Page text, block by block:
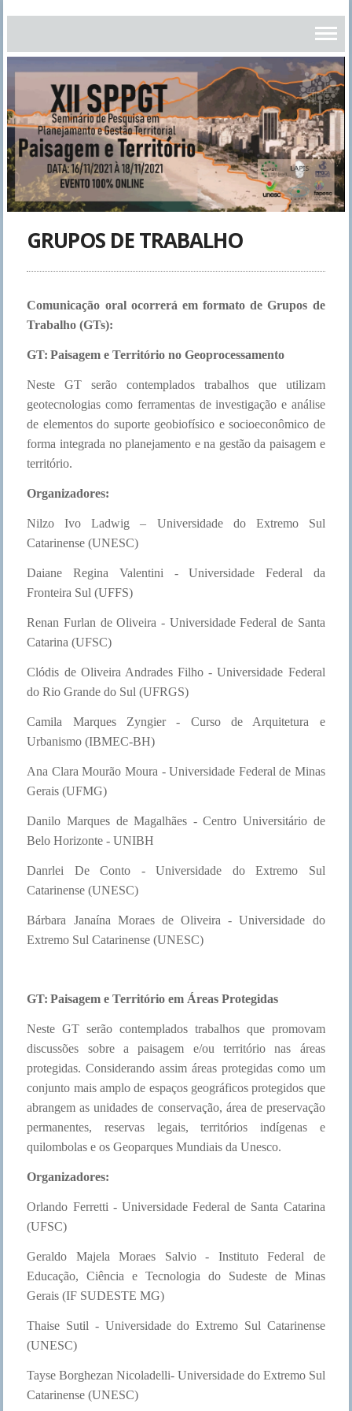
GRUPOS DE TRABALHO
Comunicação oral ocorrerá em formato de Grupos de
Trabalho (GTs):
GT: Paisagem e Território no Geoprocessamento
Neste GT serão contemplados trabalhos que utilizam
geotecnologias como ferramentas de investigação e análise
de elementos do suporte geobiofísico e socioeconômico de
forma integrada no planejamento e na gestão da paisagem e
território.
Organizadores:
Nilzo Ivo Ladwig – Universidade do Extremo Sul
Catarinense (UNESC)
Daiane Regina Valentini - Universidade Federal da
Fronteira Sul (UFFS)
Renan Furlan de Oliveira - Universidade Federal de Santa
Catarina (UFSC)
Clódis de Oliveira Andrades Filho - Universidade Federal
do Rio Grande do Sul (UFRGS)
Camila Marques Zyngier - Curso de Arquitetura e
Urbanismo (IBMEC-BH)
Ana Clara Mourão Moura - Universidade Federal de Minas
Gerais (UFMG)
Danilo Marques de Magalhães - Centro Universitário de
Belo Horizonte - UNIBH
Danrlei De Conto - Universidade do Extremo Sul
Catarinense (UNESC)
Bárbara Janaína Moraes de Oliveira - Universidade do
Extremo Sul Catarinense (UNESC)
GT: Paisagem e Território em Áreas Protegidas
Neste GT serão contemplados trabalhos que promovam
discussões sobre a paisagem e/ou território nas áreas
protegidas. Considerando assim áreas protegidas como um
conjunto mais amplo de espaços geográficos protegidos que
abrangem as unidades de conservação, área de preservação
permanentes, reservas legais, territórios indígenas e
quilombolas e os Geoparques Mundiais da Unesco.
Organizadores:
Orlando Ferretti - Universidade Federal de Santa Catarina
(UFSC)
Geraldo Majela Moraes Salvio - Instituto Federal de
Educação, Ciência e Tecnologia do Sudeste de Minas
Gerais (IF SUDESTE MG)
Thaise Sutil - Universidade do Extremo Sul Catarinense
(UNESC)
Tayse Borghezan Nicoladelli- Universidade do Extremo Sul
Catarinense (UNESC)